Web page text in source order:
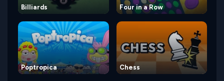
Billiards Four in a Row
Poptropica Chess